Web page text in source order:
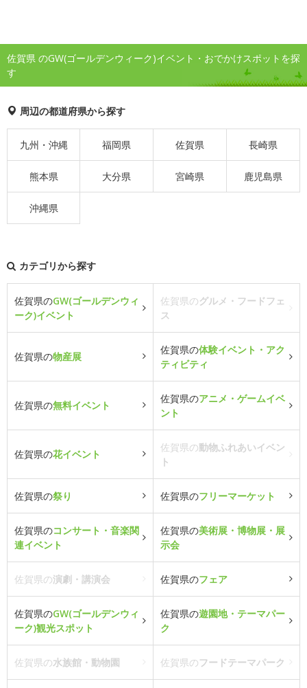
佐賀県 のGW(ゴールデンウィーク)イベント・おでかけスポットを探
す
周辺の都道府県から探す
九州・沖縄 福岡県 佐賀県 長崎県
熊本県 大分県 宮崎県 鹿児島県
沖縄県
カテゴリから探す
佐賀県のGW(ゴールデンウィ
ーク)イベント
佐賀県のグルメ・フードフェ
ス
佐賀県の物産展
佐賀県の体験イベント・アク
ティビティ
佐賀県の無料イベント
佐賀県のアニメ・ゲームイベ
ント
佐賀県の花イベント
佐賀県の動物ふれあいイベン
ト
佐賀県の祭り 佐賀県のフリーマーケット
佐賀県のコンサート・音楽関
連イベント
佐賀県の美術展・博物展・展
示会
佐賀県の演劇・講演会 佐賀県のフェア
佐賀県のGW(ゴールデンウィ
ーク)観光スポット
佐賀県の遊園地・テーマパー
ク
佐賀県の水族館・動物園 佐賀県のフードテーマパーク